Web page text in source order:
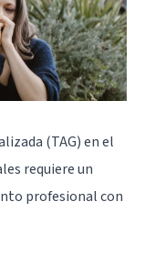
(TAG) en el
requiere un
profesional con